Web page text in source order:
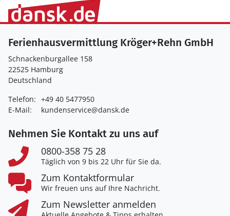
Ferienhausvermittlung Kröger+Rehn GmbH
Schnackenburgallee 158
22525 Hamburg
Deutschland
Telefon: +49 40 5477950
E-Mail:
kundenservice@dansk.de
Nehmen Sie Kontakt zu uns auf
0800-358 75 28
Täglich von 9 bis 22 Uhr für Sie da.
Zum Kontaktformular
Wir freuen uns auf Ihre Nachricht.
Zum Newsletter anmelden